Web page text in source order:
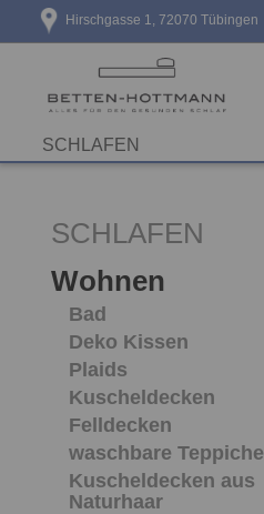
Hirschgasse 1, 72070 Tübingen
SCHLAFEN
SCHLAFEN
Wohnen
Bad
Deko Kissen
Plaids
Kuscheldecken
Felldecken
waschbare Teppiche
Kuscheldecken aus
Naturhaar